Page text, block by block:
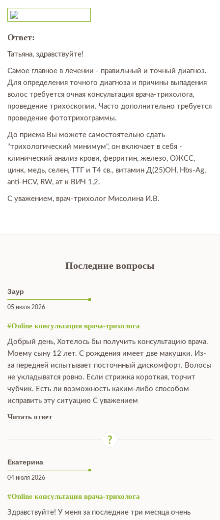
Ответ:
Татьяна, здравствуйте!
Самое главное в лечении - правильный и точный диагноз.
Для определения точного диагноза и причины выпадения
волос требуется очная консультация врача-трихолога,
проведение трихоскопии. Часто дополнительно требуется
проведение фототрихограммы.
До приема Вы можете самостоятельно сдать
"трихологический минимум", он включает в себя -
клинический анализ крови, ферритин, железо, ОЖСС,
цинк, медь, селен, ТТГ и Т4 св., витамин Д(25)ОН, Hbs-Ag,
anti-HCV, RW, ат к ВИЧ 1,2.
С уважением, врач-трихолог Мисолина И.В.
Последние вопросы
Заур
05 июля 2026
#Online консультация врача-трихолога
Добрый день, Хотелось бы получить консультацию врача.
Моему сыну 12 лет. С рождения имеет две макушки. Из-
за передней испытывает посточнный дискомфорт. Волосы
не укладыватся ровно. Если стрижка короткая, торчит
чубчик. Есть ли возможность каким-либо способом
исправить эту ситуацию С уважением
Читать ответ
Екатерина
04 июля 2026
#Online консультация врача-трихолога
Здравствуйте! У меня за последние три месяца очень